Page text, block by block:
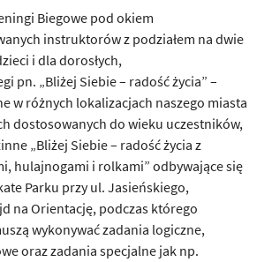
Biegowe pod okiem
instruktorów z podziałem na dwie
i dla dorosłych,
pn. „Bliżej Siebie – radość życia” –
w różnych lokalizacjach naszego miasta
dostosowanych do wieku uczestników,
„Bliżej Siebie – radość życia z
hulajnogami i rolkami” odbywające się
Parku przy ul. Jasieńskiego,
na Orientację, podczas którego
wykonywać zadania logiczne,
oraz zadania specjalne jak np.